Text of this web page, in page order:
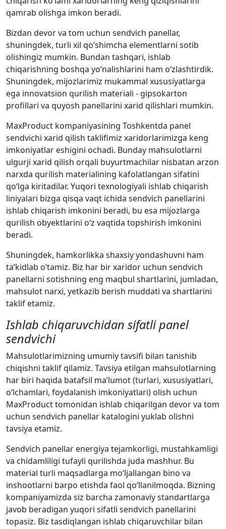
qamrab olishga imkon beradi.
Bizdan devor va tom uchun sendvich panellar,
shuningdek, turli xil qo‘shimcha elementlarni sotib
olishingiz mumkin. Bundan tashqari, ishlab
chiqarishning boshqa yo‘nalishlarini ham o‘zlashtirdik.
Shuningdek, mijozlarimiz mukammal xususiyatlarga
ega innovatsion qurilish materiali - gipsokarton
profillari va quyosh panellarini xarid qilishlari mumkin.
MaxProduct kompaniyasining Toshkentda panel
sendvichi xarid qilish taklifimiz xaridorlarimizga keng
imkoniyatlar eshigini ochadi. Bunday mahsulotlarni
ulgurji xarid qilish orqali buyurtmachilar nisbatan arzon
narxda qurilish materialining kafolatlangan sifatini
qo‘lga kiritadilar. Yuqori texnologiyali ishlab chiqarish
liniyalari bizga qisqa vaqt ichida sendvich panellarini
ishlab chiqarish imkonini beradi, bu esa mijozlarga
qurilish obyektlarini o‘z vaqtida topshirish imkonini
beradi.
Shuningdek, hamkorlikka shaxsiy yondashuvni ham
ta’kidlab o‘tamiz. Biz har bir xaridor uchun sendvich
panellarni sotishning eng maqbul shartlarini, jumladan,
mahsulot narxi, yetkazib berish muddati va shartlarini
taklif etamiz.
Ishlab chiqaruvchidan sifatli panel
sendvichi
Mahsulotlarimizning umumiy tavsifi bilan tanishib
chiqishni taklif qilamiz. Tavsiya etilgan mahsulotlarning
har biri haqida batafsil ma’lumot (turlari, xususiyatlari,
o‘lchamlari, foydalanish imkoniyatlari) olish uchun
MaxProduct tomonidan ishlab chiqarilgan devor va tom
uchun sendvich panellar katalogini yuklab olishni
tavsiya etamiz.
Sendvich panellar energiya tejamkorligi, mustahkamligi
va chidamliligi tufayli qurilishda juda mashhur. Bu
material turli maqsadlarga mo‘ljallangan bino va
inshootlarni barpo etishda faol qo‘llanilmoqda. Bizning
kompaniyamizda siz barcha zamonaviy standartlarga
javob beradigan yuqori sifatli sendvich panellarini
topasiz. Biz tasdiqlangan ishlab chiqaruvchilar bilan